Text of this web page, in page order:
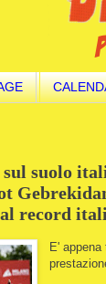
suolo
record
E'